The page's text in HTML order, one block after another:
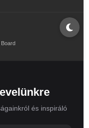
és inspiráló